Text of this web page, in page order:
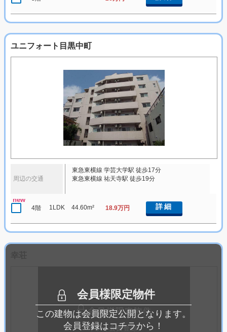
ユニフォート目黒中町
周辺の交通
東急東横線 学芸大学駅 徒歩17分
東急東横線 祐天寺駅 徒歩19分
new
4階 1LDK 44.60m² 18.9万円 詳細
会員様限定物件
この建物は会員限定公開となります。
会員登録はコチラから！